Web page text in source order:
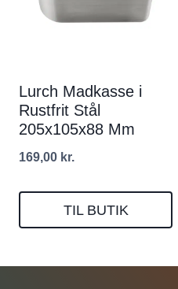
Lurch Madkasse i
Rustfrit Stål
205x105x88 Mm
169,00 kr.
TIL BUTIK